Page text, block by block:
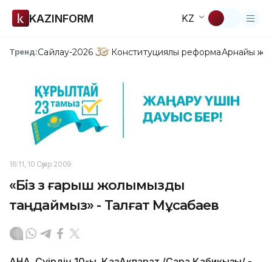
KAZINFORM KZ
Тренд:Сайлау-2026 Конституциялық реформаАрнайы
16:11, 10 Сәуір 2009
«Біз өз ғарыш жолымызды
таңдаймыз» - Талғат Мұсабаев